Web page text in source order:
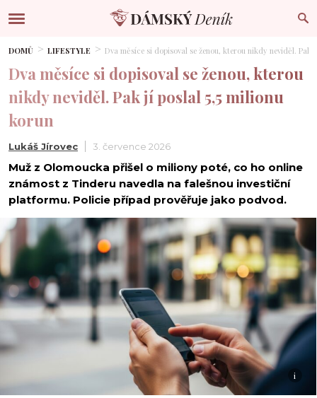
DOMŮ LIFESTYLE Dva měsíce si dopisoval se ženou, kterou nikdy neviděl. Pak
Dva měsíce si dopisoval se ženou, kterou
nikdy neviděl. Pak jí poslal 5,5 milionu
korun
Lukáš Jírovec 3. července 2026
Muž z Olomoucka přišel o miliony poté, co ho online
známost z Tinderu navedla na falešnou investiční
platformu. Policie případ prověřuje jako podvod.
i